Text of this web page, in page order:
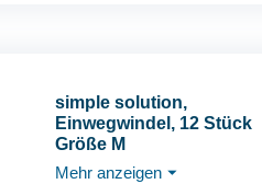
simple solution,
Einwegwindel, 12 Stück
Größe M
Mehr anzeigen ⏷